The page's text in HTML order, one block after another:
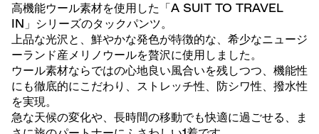
高機能ウール素材を使用した「A SUIT TO TRAVEL
IN」シリーズのタックパンツ。
上品な光沢と、鮮やかな発色が特徴的な、希少なニュージ
ーランド産メリノウールを贅沢に使用しました。
ウール素材ならではの心地良い風合いを残しつつ、機能性
にも徹底的にこだわり、ストレッチ性、防シワ性、撥水性
を実現。
急な天候の変化や、長時間の移動でも快適に過ごせる、ま